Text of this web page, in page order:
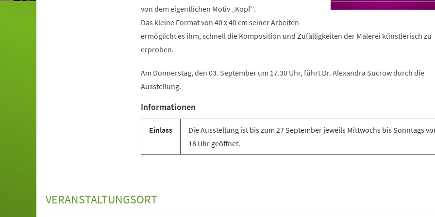
von dem eigentlichen Motiv „Kopf“.
Das kleine Format von 40 x 40 cm seiner Arbeiten
ermöglicht es ihm, schnell die Komposition und Zufälligkeiten der Malerei künstlerisch zu
erproben.
Am Donnerstag, den 03. September um 17.30 Uhr, führt Dr. Alexandra Sucrow durch die
Ausstellung.
Informationen
Einlass
Die Ausstellung ist bis zum 27 September jeweils Mittwochs bis Sonntags
18 Uhr geöffnet.
VERANSTALTUNGSORT